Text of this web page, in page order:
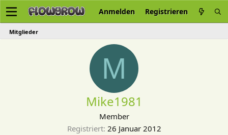
Anmelden Registrieren
Mitglieder
M
Mike1981
Member
Registriert 26 Januar 2012